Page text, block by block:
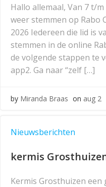
Hallo allemaal, Van 7 t/
weer stemmen op Rabo
2026 Iedereen die lid is
stemmen in de online
de volgende stappen te
app2. Ga naar “zelf […]
by Miranda Braas on aug 2
Nieuwsberichten
kermis
Kermis Grosthuizen een